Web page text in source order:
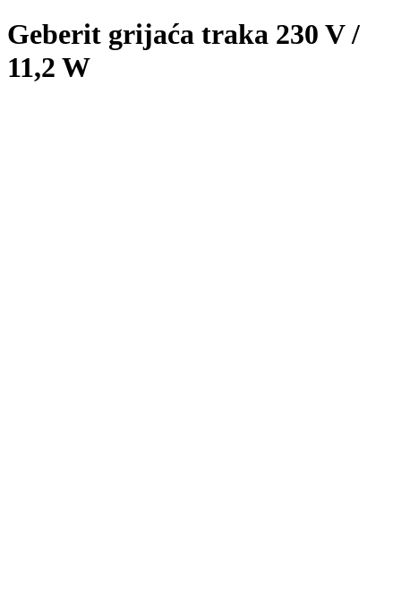
Geberit grijaća traka 230 V /
11,2 W